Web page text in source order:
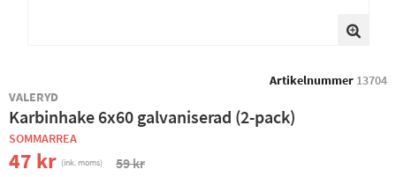
Artikelnummer 13704
VALERYD
Karbinhake 6x60 galvaniserad (2-pack)
SOMMARREA
47 kr (ink. moms) 59 kr